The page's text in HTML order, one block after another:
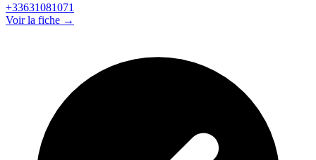
+33631081071
Voir la fiche →